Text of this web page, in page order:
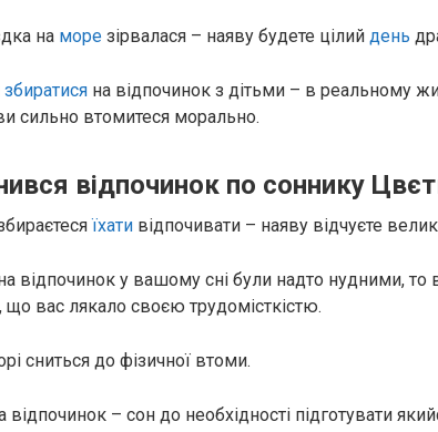
на море зірвалася – наяву будете цілий день
збиратися на відпочинок з дітьми – в реальному
сильно втомитеся морально.
відпочинок по соннику
їхати відпочивати – наяву відчуєте
відпочинок у вашому сні були надто нудними, то
що вас лякало своєю трудомісткістю.
сниться до фізичної втоми.
відпочинок – сон до необхідності підготувати